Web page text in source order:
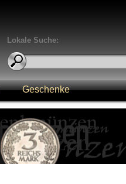
Lokale Suche:
Geschenke